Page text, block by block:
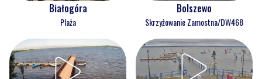
Białogóra
Plaża
Bolszewo
Skrzyżowanie Zamostna/DW468